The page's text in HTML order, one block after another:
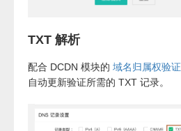
TXT 解析
配合 DCDN 模块的 域名归属权验证
自动更新验证所需的 TXT 记录。